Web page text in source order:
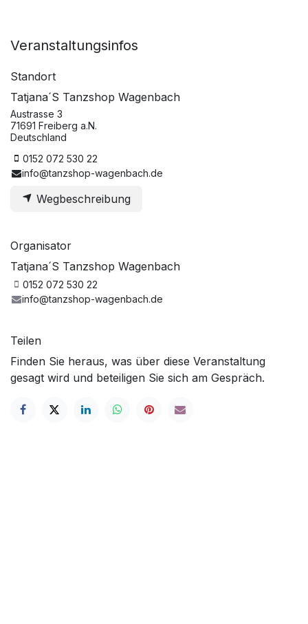
Veranstaltungsinfos
Standort
Tatjana´S Tanzshop Wagenbach
Austrasse 3
71691 Freiberg a.N.
Deutschland
0152 072 530 22
info@tanzshop-wagenbach.de
Wegbeschreibung
Organisator
Tatjana´S Tanzshop Wagenbach
0152 072 530 22
info@tanzshop-wagenbach.de
Teilen
Finden Sie heraus, was über diese Veranstaltung
gesagt wird und beteiligen Sie sich am Gespräch.